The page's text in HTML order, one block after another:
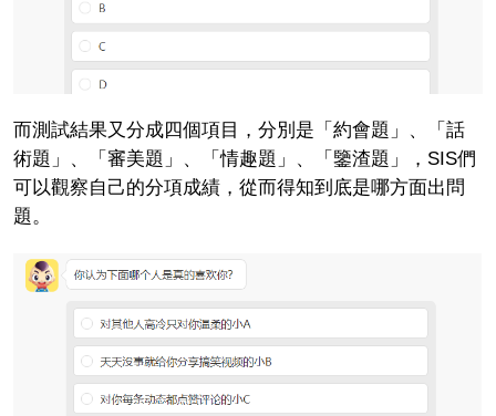
而測試結果又分成四個項目，分別是「約會題」、「話
術題」、「審美題」、「情趣題」、「鑒渣題」，SIS們
可以觀察自己的分項成績，從而得知到底是哪方面出問
題。